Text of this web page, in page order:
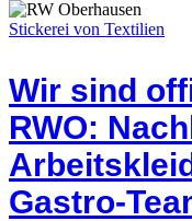
Stickerei von Textilien
Wir sind
RWO:
Gastro-